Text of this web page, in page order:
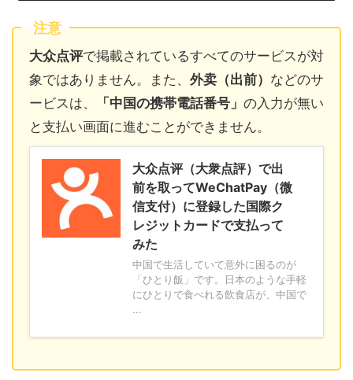
注意
大众点评で掲載されているすべてのサービスが対
象ではありません。また、 外卖（出前） などのサ
ービスは、
「中国の携帯電話番号」 の入力が無い
と支払い画面に進むことができません。
大众点评（大衆点評）で出
前を取ってWeChatPay（微
信支付）に登録した国際ク
レジットカードで支払って
みた
中国で生活していて意外に困るのが
「ひとり飯」です。日本のような手軽
にひとりで食べれる飲食店が、中国で
...